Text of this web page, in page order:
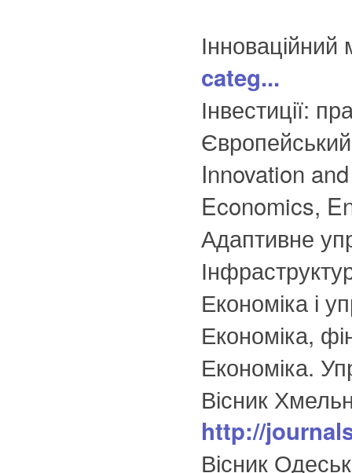
categ...
Інвестиції:
Innovation
Economics,
Адаптивне
Економіка і
Економіка,
Економіка.
Вісник
http://
Вісник